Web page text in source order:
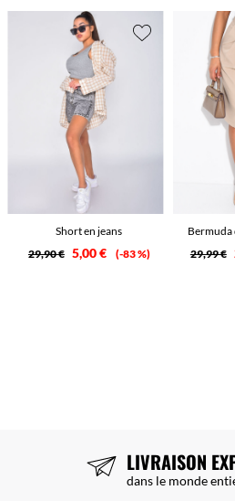
Short en jeans
29,90 € 5,00 € -83 %
Bermuda
29,99 €
LIVRAISON
dans le monde